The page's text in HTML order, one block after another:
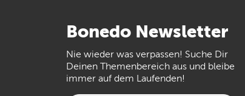
Bonedo Newsletter
Nie wieder was verpassen! Suche Dir
Deinen Themenbereich aus und bleibe
immer auf dem Laufenden!